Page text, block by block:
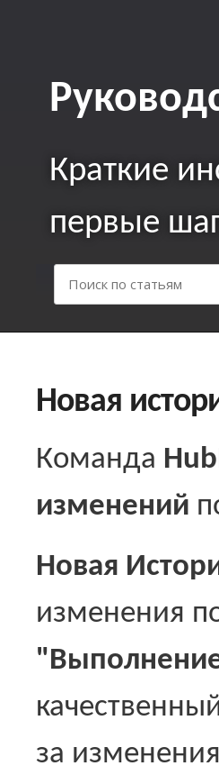
Краткие
первые
Новая
Команда
изменений
Новая
изменения
за